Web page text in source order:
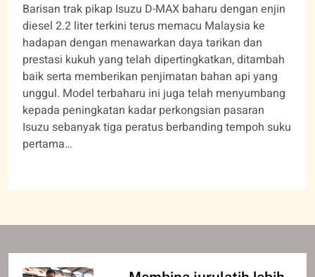
Barisan trak pikap Isuzu D-MAX baharu dengan enjin
diesel 2.2 liter terkini terus memacu Malaysia ke
hadapan dengan menawarkan daya tarikan dan
prestasi kukuh yang telah dipertingkatkan, ditambah
baik serta memberikan penjimatan bahan api yang
unggul. Model terbaharu ini juga telah menyumbang
kepada peningkatan kadar perkongsian pasaran
Isuzu sebanyak tiga peratus berbanding tempoh suku
pertama…